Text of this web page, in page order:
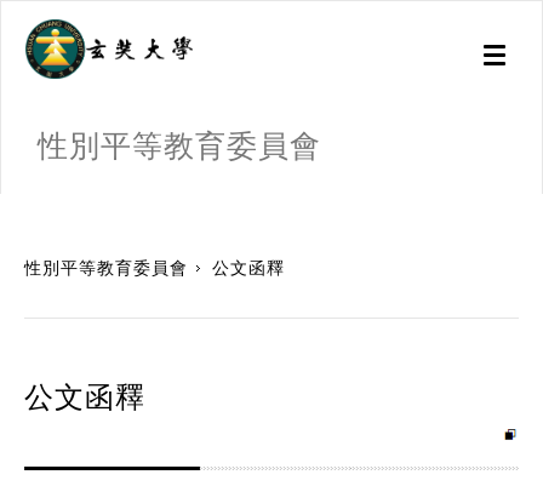
Toggle
性別平等教育委員會
性別平等教育委員會 公文函釋
公文函釋